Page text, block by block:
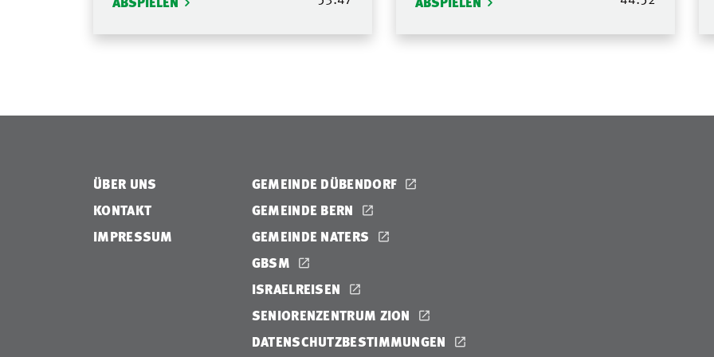
ÜBER UNS
KONTAKT
IMPRESSUM
GEMEINDE DÜBENDORF
GEMEINDE BERN
GEMEINDE NATERS
GBSM
ISRAELREISEN
SENIORENZENTRUM ZION
DATENSCHUTZBESTIMMUNGEN